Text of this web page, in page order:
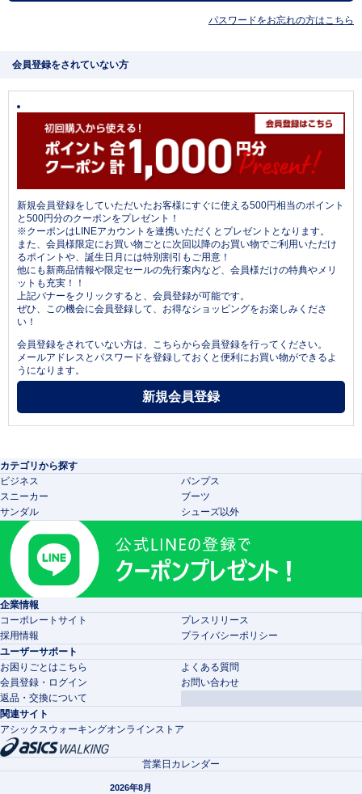
パスワードをお忘れの方はこちら
会員登録をされていない方
新規会員登録をしていただいたお客様にすぐに使える500円相当のポイント
と500円分のクーポンをプレゼント！
※クーポンはLINEアカウントを連携いただくとプレゼントとなります。
また、会員様限定にお買い物ごとに次回以降のお買い物でご利用いただけ
るポイントや、誕生日月には特別割引もご用意！
他にも新商品情報や限定セールの先行案内など、会員様だけの特典やメリ
ットも充実！！
上記バナーをクリックすると、会員登録が可能です。
ぜひ、この機会に会員登録して、お得なショッピングをお楽しみくださ
い！
会員登録をされていない方は、こちらから会員登録を行ってください。
メールアドレスとパスワードを登録しておくと便利にお買い物ができるよ
うになります。
カテゴリから探す
ビジネス
パンプス
スニーカー
ブーツ
サンダル
シューズ以外
企業情報
コーポレートサイト
プレスリリース
採用情報
プライバシーポリシー
ユーザーサポート
お困りごとはこちら
よくある質問
会員登録・ログイン
お問い合わせ
返品・交換について
関連サイト
アシックスウォーキングオンラインストア
営業日カレンダー
2026年8月